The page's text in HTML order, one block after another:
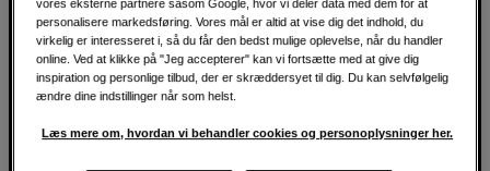
Väderskydd WG-AS2 till D300
vores eksterne partnere såsom Google, hvor vi deler data med dem for at
personalisere markedsføring. Vores mål er altid at vise dig det indhold, du
virkelig er interesseret i, så du får den bedst mulige oplevelse, når du handler
online. Ved at klikke på "Jeg accepterer" kan vi fortsætte med at give dig
inspiration og personlige tilbud, der er skræddersyet til dig. Du kan selvfølgelig
ændre dine indstillinger når som helst.
Læs mere om, hvordan vi behandler cookies og personoplysninger her.